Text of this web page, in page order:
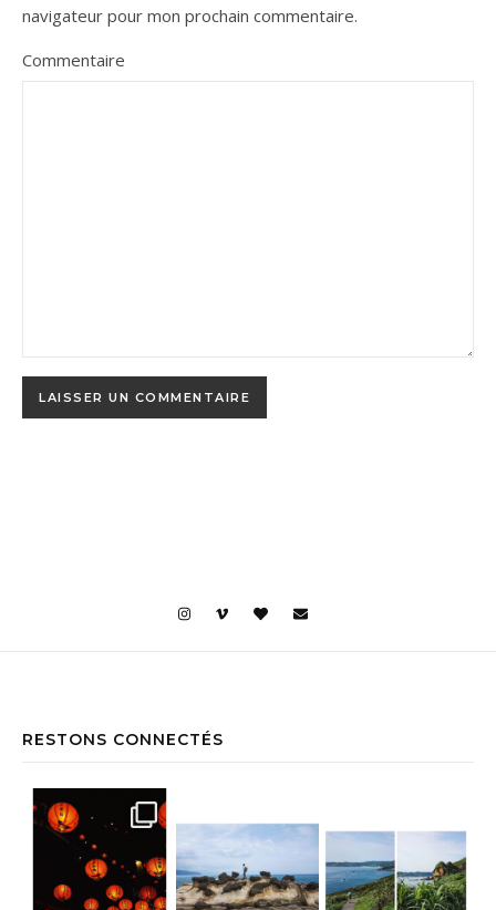
navigateur pour mon prochain commentaire.
Commentaire
RESTONS CONNECTÉS